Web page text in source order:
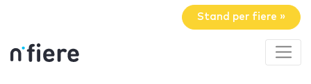
Stand per fiere »